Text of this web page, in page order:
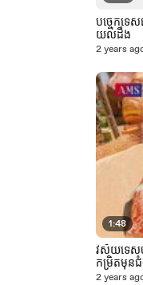
បច្ចេកទេ
យល់ដឹង
2 years
1:48
វិស័យទេស
កម្រិតមុនជំ
2 years